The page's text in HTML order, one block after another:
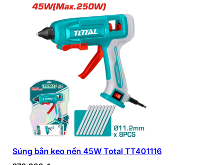
Súng bắn keo nến 45W Total TT401116